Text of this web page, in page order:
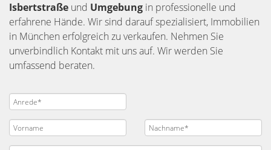
Isbertstraße und Umgebung in professionelle und
erfahrene Hände. Wir sind darauf spezialisiert, Immobilien
in München erfolgreich zu verkaufen. Nehmen Sie
unverbindlich Kontakt mit uns auf. Wir werden Sie
umfassend beraten.